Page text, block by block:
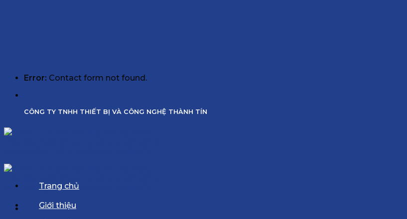
Error: Contact form not found.
CÔNG TY TNHH THIẾT BỊ VÀ CÔNG NGHỆ THÀNH TÍN
Trang chủ
Giới thiệu